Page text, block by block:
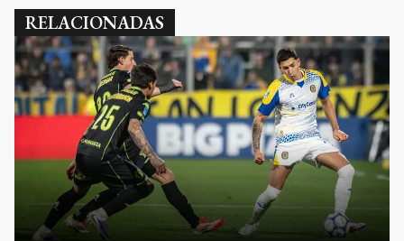
RELACIONADAS